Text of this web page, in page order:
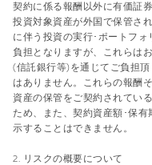
契約に係る報酬以外に有価証
投資対象資産が外国で保管さ
に伴う投資の実行･ポートフ
負担となりますが、これらは
(信託銀行等)を通じてご負担
はありません。これらの報酬
資産の保管をご契約されてい
ため、また、契約資産額･保
示することはできません。
2. リスクの概要について